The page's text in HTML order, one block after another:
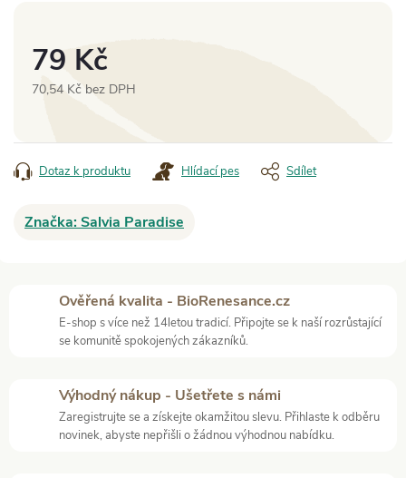
79 Kč
70,54 Kč bez DPH
Dotaz k produktu Hlídací pes Sdílet
Značka:Salvia Paradise
Ověřená kvalita - BioRenesance.cz
E-shop s více než 14letou tradicí. Připojte se k naší rozrůstající
se komunitě spokojených zákazníků.
Výhodný nákup - Ušetřete s námi
Zaregistrujte se a získejte okamžitou slevu. Přihlaste k odběru
novinek, abyste nepřišli o žádnou výhodnou nabídku.